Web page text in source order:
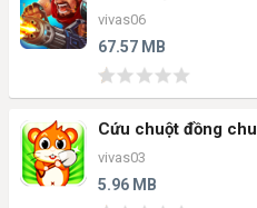
vivas06
67.57 MB
Cứu chuột đồng
vivas03
5.96 MB